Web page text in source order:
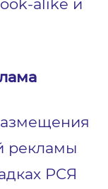
рекламы
РСЯ